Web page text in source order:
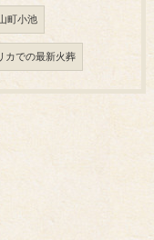
町小池
カでの最新火葬